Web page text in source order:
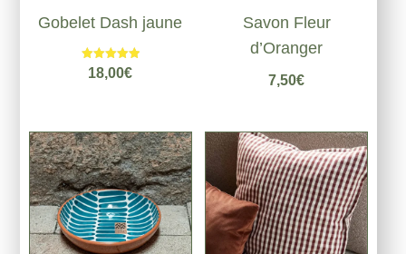
Gobelet Dash jaune
Note
5.00
18,00€
Savon Fleur
d’Oranger
7,50€